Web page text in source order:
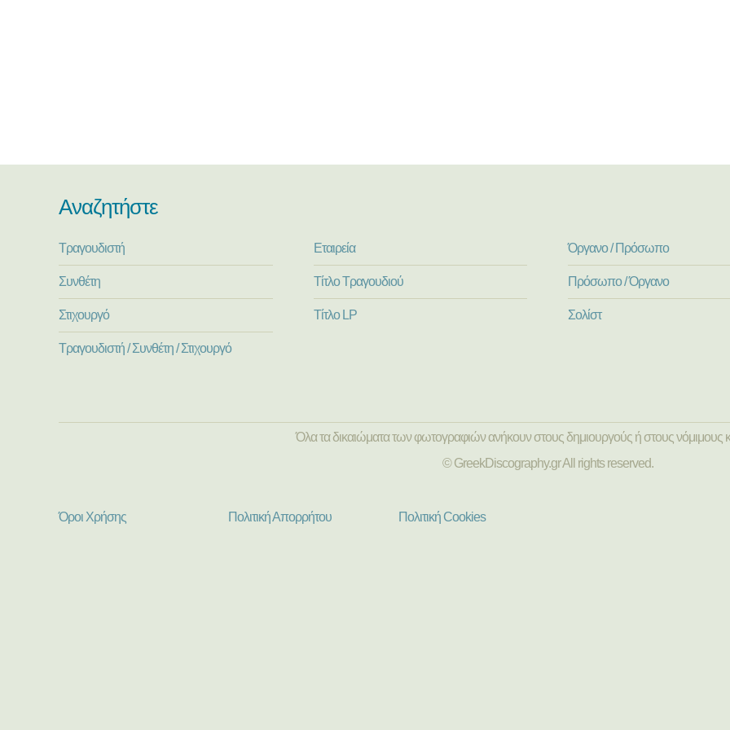
Αναζητήστε
Τραγουδιστή
Συνθέτη
Στιχουργό
Τραγουδιστή / Συνθέτη / Στιχουργό
Εταιρεία
Τίτλο Τραγουδιού
Τίτλο LP
Όργανο / Πρόσωπο
Πρόσωπο / Όργανο
Σολίστ
Όλα τα δικαιώματα των φωτογραφιών ανήκουν στους δημιουργούς ή στους νόμιμους
© GreekDiscography.gr All rights reserved.
Όροι Χρήσης Πολιτική Απορρήτου Πολιτική Cookies